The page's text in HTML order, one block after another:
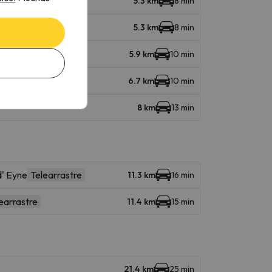
5.3 km 8 min
5.9 km 10 min
6.7 km 10 min
8 km 13 min
Eyne Telearrastre 11.3 km 16 min
11.4 km 15 min
21.4 km 25 min